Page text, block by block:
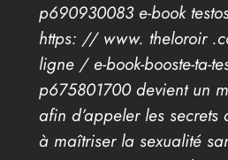
p690930083 e-book
https: // www. theloroir
ligne / e-book-booste-ta-
p675801700 devient un
afin d’appeler les
à maîtriser la sexualité